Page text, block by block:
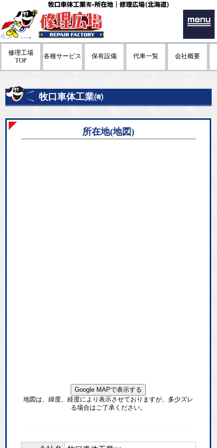
牧口車体工業㈲-所在地｜修理広場(北海道)
menu
修理工場
TOP
各種サービス 保有設備 代車一覧 会社概要
牧口車体工業㈲
所在地(地図)
Google MAPで表示する
地図は、緯度、経度により表示させておりますが、多少ズレ
る場合はご了承ください。